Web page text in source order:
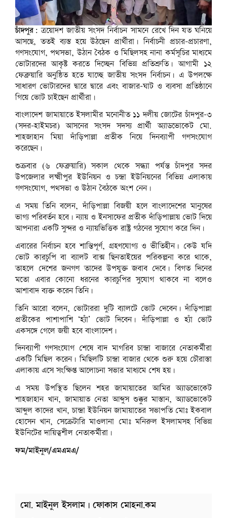
চাঁদপুর:ত্রয়োদশ জাতীয় সংসদ নির্বাচন সামনে রেখে দিন যত ঘনিয়ে
আসছে, ততই ব্যস্ত হয়ে উঠছেন প্রার্থীরা। নির্বাচনী প্রচার-প্রচারণা,
গণসংযোগ, পথসভা, উঠান বৈঠক ও মিছিলসহ নানা কর্মসূচির মাধ্যমে
ভোটারদের আকৃষ্ট করতে দিচ্ছেন বিভিন্ন প্রতিশ্রুতি। আগামী ১২
ফেব্রুয়ারি অনুষ্ঠিত হতে যাচ্ছে জাতীয় সংসদ নির্বাচন। এ উপলক্ষে
সাধারণ ভোটারদের দ্বারে দ্বারে এবং বাজার-ঘাট ও ব্যবসা প্রতিষ্ঠানে
গিয়ে ভোট চাইছেন প্রার্থীরা।
বাংলাদেশ জামায়াতে ইসলামীর মনোনীত ১১ দলীয় জোটের চাঁদপুর-৩
(সদর-হাইমচর) আসনের সংসদ সদস্য প্রার্থী অ্যাডভোকেট মো.
শাহজাহান মিয়া দাঁড়িপাল্লা প্রতীক নিয়ে দিনব্যাপী গণসংযোগ
করেছেন।
শুক্রবার (৬ ফেব্রুয়ারি) সকাল থেকে সন্ধ্যা পর্যন্ত চাঁদপুর সদর
উপজেলার লক্ষ্মীপুর ইউনিয়ন ও চন্দ্রা ইউনিয়নের বিভিন্ন এলাকায়
গণসংযোগ, পথসভা ও উঠান বৈঠকে অংশ নেন।
এ সময় তিনি বলেন, দাঁড়িপাল্লা বিজয়ী হলে বাংলাদেশের মানুষের
ভাগ্য পরিবর্তন হবে। ন্যায় ও ইনসাফের প্রতীক দাঁড়িপাল্লায় ভোট দিয়ে
আপনারা একটি সুন্দর ও ন্যায়ভিত্তিক রাষ্ট্র গঠনের সুযোগ করে দিন।
এবারের নির্বাচন হবে শান্তিপূর্ণ, গ্রহণযোগ্য ও ভীতিহীন। কেউ যদি
ভোট কারচুপি বা ব্যালট বাক্স ছিনতাইয়ের পরিকল্পনা করে থাকে,
তাহলে দেশের জনগণ তাদের উপযুক্ত জবাব দেবে। বিগত দিনের
মতো এবার কোনো ধরনের কারচুপির সুযোগ থাকবে না বলেও
আশাবাদ ব্যক্ত করেন তিনি।
তিনি আরো বলেন, ভোটাররা দুটি ব্যালটে ভোট দেবেন। দাঁড়িপাল্লা
প্রতীকের পাশাপাশি ‘হ্যাঁ’ ভোট দিবেন। দাঁড়িপাল্লা ও হ্যাঁ ভোট
একসঙ্গে গেলে জয়ী হবে বাংলাদেশ।
দিনব্যাপী গণসংযোগ শেষে বাদ মাগরিব চান্দ্রা বাজারে নেতাকর্মীরা
একটি মিছিল করেন। মিছিলটি চান্দ্রা বাজার থেকে শুরু হয়ে চৌরাস্তা
এলাকায় এসে সংক্ষিপ্ত আলোচনা সভার মাধ্যমে শেষ হয়।
এ সময় উপস্থিত ছিলেন শহর জামায়াতের আমির অ্যাডভোকেট
শাহজাহান খান, জামায়াত নেতা আব্দুস শুক্কুর মাস্তান, অ্যাডভোকেট
আব্দুল কাদের খান, চান্দ্রা ইউনিয়ন জামায়াতের সভাপতি মোঃ ইকবাল
হোসেন খান, সেক্রেটারি মাওলানা মোঃ মনিরুল ইসলামসহ বিভিন্ন
ইউনিটের দায়িত্বশীল নেতাকর্মীরা।
ফম/মাইনুল/এমএমএ/
মো. মাইনুল ইসলাম | ফোকাস মোহনা.কম